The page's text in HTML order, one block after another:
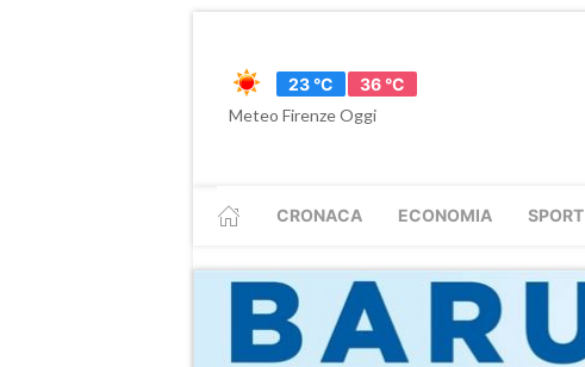
23 °C
36 °C
Meteo Firenze Oggi
CRONACA ECONOMIA SPORT